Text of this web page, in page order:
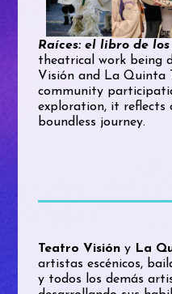
Raíces: el libro de
theatrical work being
Visión and La Quinta
community
exploration, it reflects
boundless journey.
Teatro Visión y La
artistas escénicos,
y todos los demás